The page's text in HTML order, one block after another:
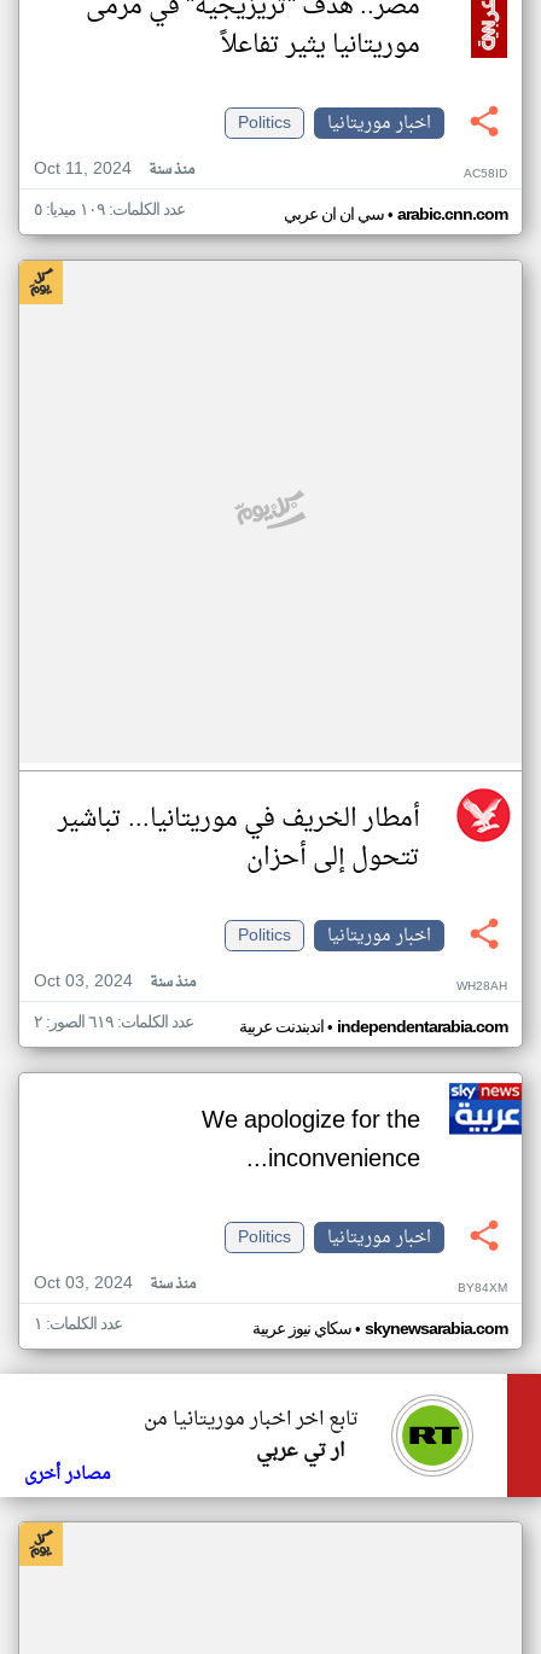
موريتانيا يثير تفاعلاً
اخبار موريتانيا
Politics
Oct 11, 2024
منذ سنة AC58ID
سي ان ان عربي• arabic.cnn.com عدد الكلمات: ١٠٩ ميديا: ٥
أمطار الخريف في موريتانيا... تباشير
تتحول إلى أحزان
اخبار موريتانيا
Politics
Oct 03, 2024
منذ سنة WH28AH
اندبندنت عربية• independentarabia.com عدد الكلمات: ٦١٩ الصور: ٢
We apologize for the
inconvenience...
اخبار موريتانيا
Politics
Oct 03, 2024
منذ سنة BY84XM
سكاي نيوز عربية• skynewsarabia.com عدد الكلمات: ١
تابع اخر اخبار موريتانيا من
ار تي عربي
مصادر أخرى